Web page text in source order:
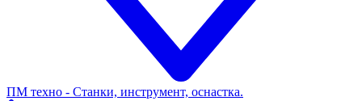
ПМ техно - Станки, инструмент, оснастка.